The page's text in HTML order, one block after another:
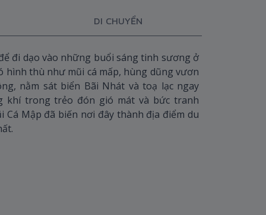
DI CHUYỂN
đi dạo vào những buổi sáng tinh sương ở
hình thù như mũi cá mấp, hùng dũng vươn
nằm sát biển Bãi Nhát và toạ lạc ngay
khí trong trẻo đón gió mát và bức tranh
Cá Mập đã biến nơi đây thành địa điểm du